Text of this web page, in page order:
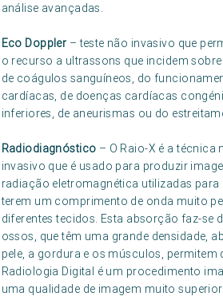
análise avançadas.
Eco Doppler – teste não invasivo que
o recurso a ultrassons que incidem
de coágulos sanguíneos, do
cardíacas, de doenças cardíacas
inferiores, de aneurismas ou do
Radiodiagnóstico – O Raio-X é a
invasivo que é usado para produzir
radiação eletromagnética utilizadas
terem um comprimento de onda muito
diferentes tecidos. Esta absorção faz-se
ossos, que têm uma grande densidade,
pele, a gordura e os músculos,
Radiologia Digital é um procedimento
uma qualidade de imagem muito